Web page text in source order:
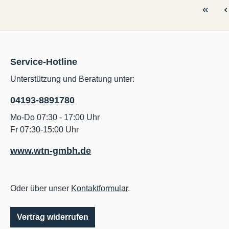
Service-Hotline
Unterstützung und Beratung unter:
04193-8891780
Mo-Do 07:30 - 17:00 Uhr
Fr 07:30-15:00 Uhr
www.wtn-gmbh.de
Oder über unser Kontaktformular.
Vertrag widerrufen